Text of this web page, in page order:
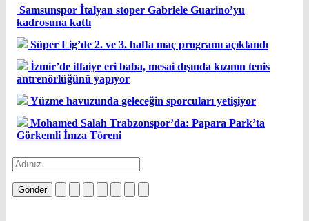
Samsunspor İtalyan stoper Gabriele Guarino’yu
kadrosuna kattı
Süper Lig’de 2. ve 3. hafta maç programı açıklandı
İzmir’de itfaiye eri baba, mesai dışında kızının tenis
antrenörlüğünü yapıyor
Yüzme havuzunda geleceğin sporcuları yetişiyor
Mohamed Salah Trabzonspor’da: Papara Park’ta
Görkemli İmza Töreni
Gönder